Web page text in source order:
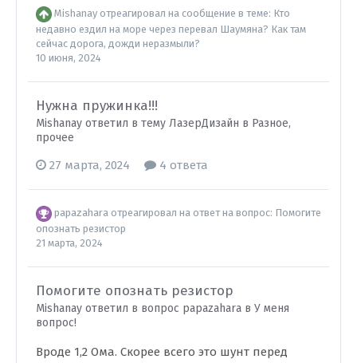
Mishanay отреагировал на сообщение в теме: Кто
недавно ездил на море через перевал Шаумяна? Как там
сейчас дорога, дожди неразмыли?
10 июня, 2024
Нужна пружинка!!!
Mishanay ответил в тему ЛазерДизайн в Разное,
прочее
27 марта, 2024 4 ответа
papazahara отреагировал на ответ на вопрос: Помогите
опознать резистор
21 марта, 2024
Помогите опознать резистор
Mishanay ответил в вопрос papazahara в У меня
вопрос!
Вроде 1,2 Ома. Скорее всего это шунт перед